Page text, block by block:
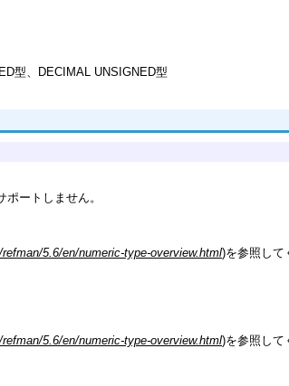
型、DECIMAL UNSIGNED型
ートしません。
5.6/en/numeric-type-overview.html)を参照して
5.6/en/numeric-type-overview.html)を参照して